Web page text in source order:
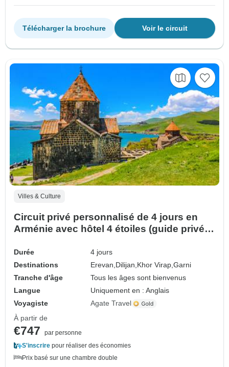
Voir le circuit
Télécharger la brochure
Villes & Culture
Circuit privé personnalisé de 4 jours en
Arménie avec hôtel 4 étoiles (guide privé
Durée
4 jours
Destinations
Erevan,Dilijan,Khor Virap,Garni
Tranche d'âge
Tous les âges sont bienvenus
Langue
Uniquement en : Anglais
Voyagiste
Agate Travel
À partir de
€747
par personne
S'inscrire pour réaliser des économies
Prix basé sur une chambre double